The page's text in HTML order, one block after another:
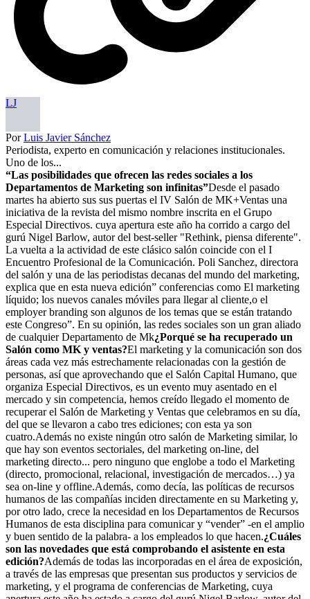
LJ
PorLuis Javier Sánchez
Periodista, experto en comunicación y relaciones institucionales.
Uno de los...
“Las posibilidades que ofrecen las redes sociales a los
Departamentos de Marketing son infinitas”Desde el pasado
martes ha abierto sus sus puertas el IV Salón de MK­+Ventas una
iniciativa de la revista del mismo nombre inscrita en el Grupo
Especial Directivos. cuya apertura este año ha corrido a cargo del
gurú Nigel Barlow, autor del best-seller "Rethink, piensa diferente".
La vuelta a la actividad de este clásico salón coincide con el I
Encuentro Profesional de la Comunicación. Poli Sanchez, directora
del salón y una de las periodistas decanas del mundo del marketing,
explica que en esta nueva edición” conferencias como El marketing
líquido; los nuevos canales móviles para llegar al cliente,o el
employer branding son algunos de los temas que se están tratando
este Congreso”. En su opinión, las redes sociales son un gran aliado
de cualquier Departamento de Mk¿Porqué se ha recuperado un
Salón como MK y ventas?El marketing y la comunicación son dos
áreas cada vez más estrechamente relacionadas con la gestión de
personas, así que aprovechando que el Salón Capital Humano, que
organiza Especial Directivos, es un evento muy asentado en el
mercado y sin competencia, hemos creído llegado el momento de
recuperar el Salón de Marketing y Ventas que celebramos en su día,
del que se llevaron a cabo tres ediciones; con esta ya son
cuatro.Además no existe ningún otro salón de Marketing similar, lo
que hay son eventos sectoriales, del marketing on-line, del
marketing directo... pero ninguno que englobe a todo el Marketing
(directo, promocional, relacional, investigación de mercados…) ya
sea on-line y offline.Además, como decía, las políticas de recursos
humanos de las compañías inciden directamente en su Marketing y,
por otro lado, crece la necesidad en los Departamentos de Recursos
Humanos de esta disciplina para comunicar y “vender” -en el amplio
y buen sentido de la palabra- a los empleados lo que hacen.¿Cuáles
son las novedades que está comprobando el asistente en esta
edición?Además de todas las incorporadas en el área de exposición,
a través de las empresas que presentan sus productos y servicios de
marketing, y el programa de conferencias de Marketing, cuya